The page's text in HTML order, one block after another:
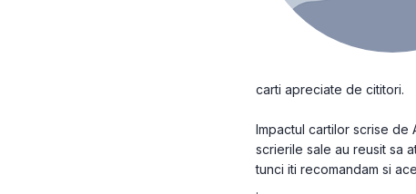
carti apreciate de cititori.
Impactul cartilor scrise de
scrierile sale au reusit sa
tunci iti recomandam si
.